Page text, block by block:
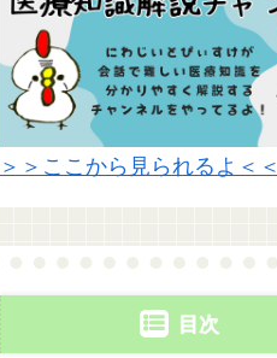
＞＞ここから見られるよ＜＜
目次